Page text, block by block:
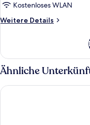
Kostenloses WLAN
Weitere Details
Weitere
Einzelzimmer
Ähnliche
GLENVIE ITC PLAZA